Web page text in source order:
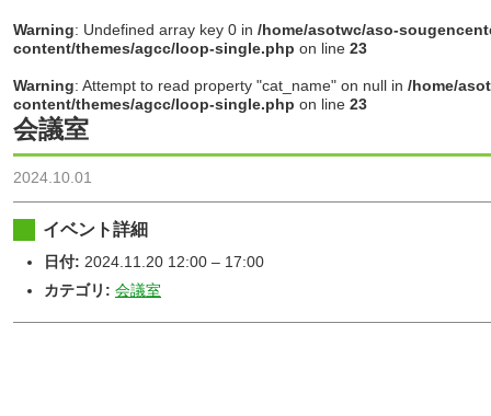
Warning: Undefined array key 0 in /home/asotwc/aso-
content/themes/agcc/loop-single.php on line 23
Warning: Attempt to read property "cat_name" on null in /home/
content/themes/agcc/loop-single.php on line 23
会議室
2024.10.01
イベント詳細
日付: 2024.11.20 12:00 – 17:00
カテゴリ: 会議室